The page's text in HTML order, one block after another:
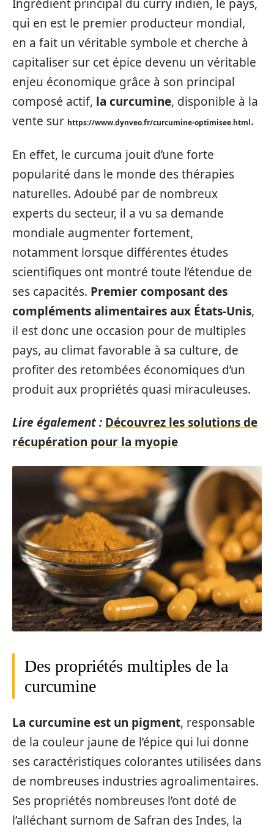
Ingrédient principal du curry indien, le pays,
qui en est le premier producteur mondial,
en a fait un véritable symbole et cherche à
capitaliser sur cet épice devenu un véritable
enjeu économique grâce à son principal
composé actif, la curcumine, disponible à la
vente sur https://www.dynveo.fr/curcumine-optimisee.html.
En effet, le curcuma jouit d’une forte
popularité dans le monde des thérapies
naturelles. Adoubé par de nombreux
experts du secteur, il a vu sa demande
mondiale augmenter fortement,
notamment lorsque différentes études
scientifiques ont montré toute l’étendue de
ses capacités. Premier composant des
compléments alimentaires aux États-Unis,
il est donc une occasion pour de multiples
pays, au climat favorable à sa culture, de
profiter des retombées économiques d’un
produit aux propriétés quasi miraculeuses.
Lire également : Découvrez les solutions de
récupération pour la myopie
Des propriétés multiples de la
curcumine
La curcumine est un pigment, responsable
de la couleur jaune de l’épice qui lui donne
ses caractéristiques colorantes utilisées dans
de nombreuses industries agroalimentaires.
Ses propriétés nombreuses l’ont doté de
l’alléchant surnom de Safran des Indes, la